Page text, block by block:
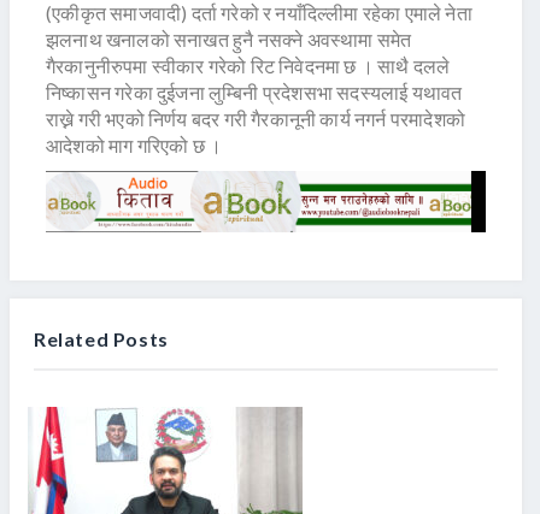
(एकीकृत समाजवादी) दर्ता गरेको र नयाँदिल्लीमा रहेका एमाले नेता
झलनाथ खनालको सनाखत हुनै नसक्ने अवस्थामा समेत
गैरकानुनीरुपमा स्वीकार गरेको रिट निवेदनमा छ । साथै दलले
निष्कासन गरेका दुईजना लुम्बिनी प्रदेशसभा सदस्यलाई यथावत
राख्ने गरी भएको निर्णय बदर गरी गैरकानूनी कार्य नगर्न परमादेशको
आदेशको माग गरिएको छ ।
Related Posts